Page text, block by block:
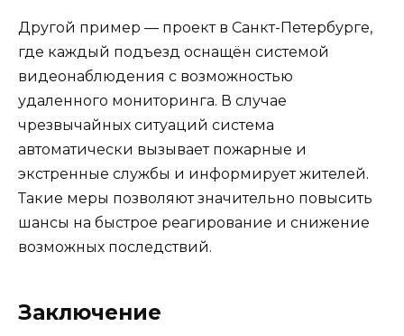
Другой пример — проект в Санкт-Петербурге,
где каждый подъезд оснащён системой
видеонаблюдения с возможностью
удаленного мониторинга. В случае
чрезвычайных ситуаций система
автоматически вызывает пожарные и
экстренные службы и информирует жителей.
Такие меры позволяют значительно повысить
шансы на быстрое реагирование и снижение
возможных последствий.
Заключение